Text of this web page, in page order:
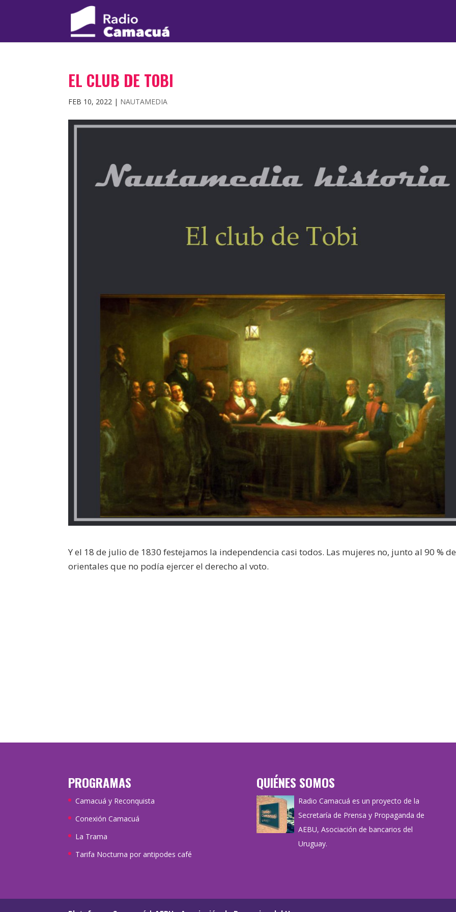
EL CLUB DE TOBI
FEB 10, 2022 | NAUTAMEDIA
Y el 18 de julio de 1830 festejamos la independencia casi todos. Las mujeres no, junto al 90 % de
orientales que no podía ejercer el derecho al voto.
PROGRAMAS
Camacuá y Reconquista
Conexión Camacuá
La Trama
Tarifa Nocturna por antipodes café
QUIÉNES SOMOS
Radio Camacuá es un proyecto de la
Secretaría de Prensa y Propaganda de
AEBU, Asociación de bancarios del
Uruguay.